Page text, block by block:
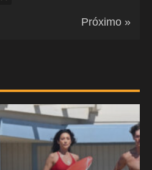
Próximo »